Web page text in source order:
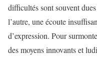
difficultés sont souvent
l’autre, une écoute
d’expression. Pour
des moyens innovants et